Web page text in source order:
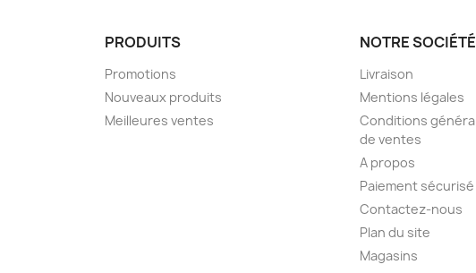
PRODUITS
Promotions
Nouveaux produits
Meilleures ventes
NOTRE SOCIÉTÉ
Livraison
Mentions légales
Conditions
de ventes
A propos
Paiement sécurisé
Contactez-nous
Plan du site
Magasins